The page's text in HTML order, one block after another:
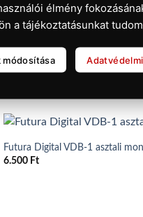
Futura Digital VDB-1 asztali
6.500 Ft
élmény
a tájékoztatásunkat
módosítása